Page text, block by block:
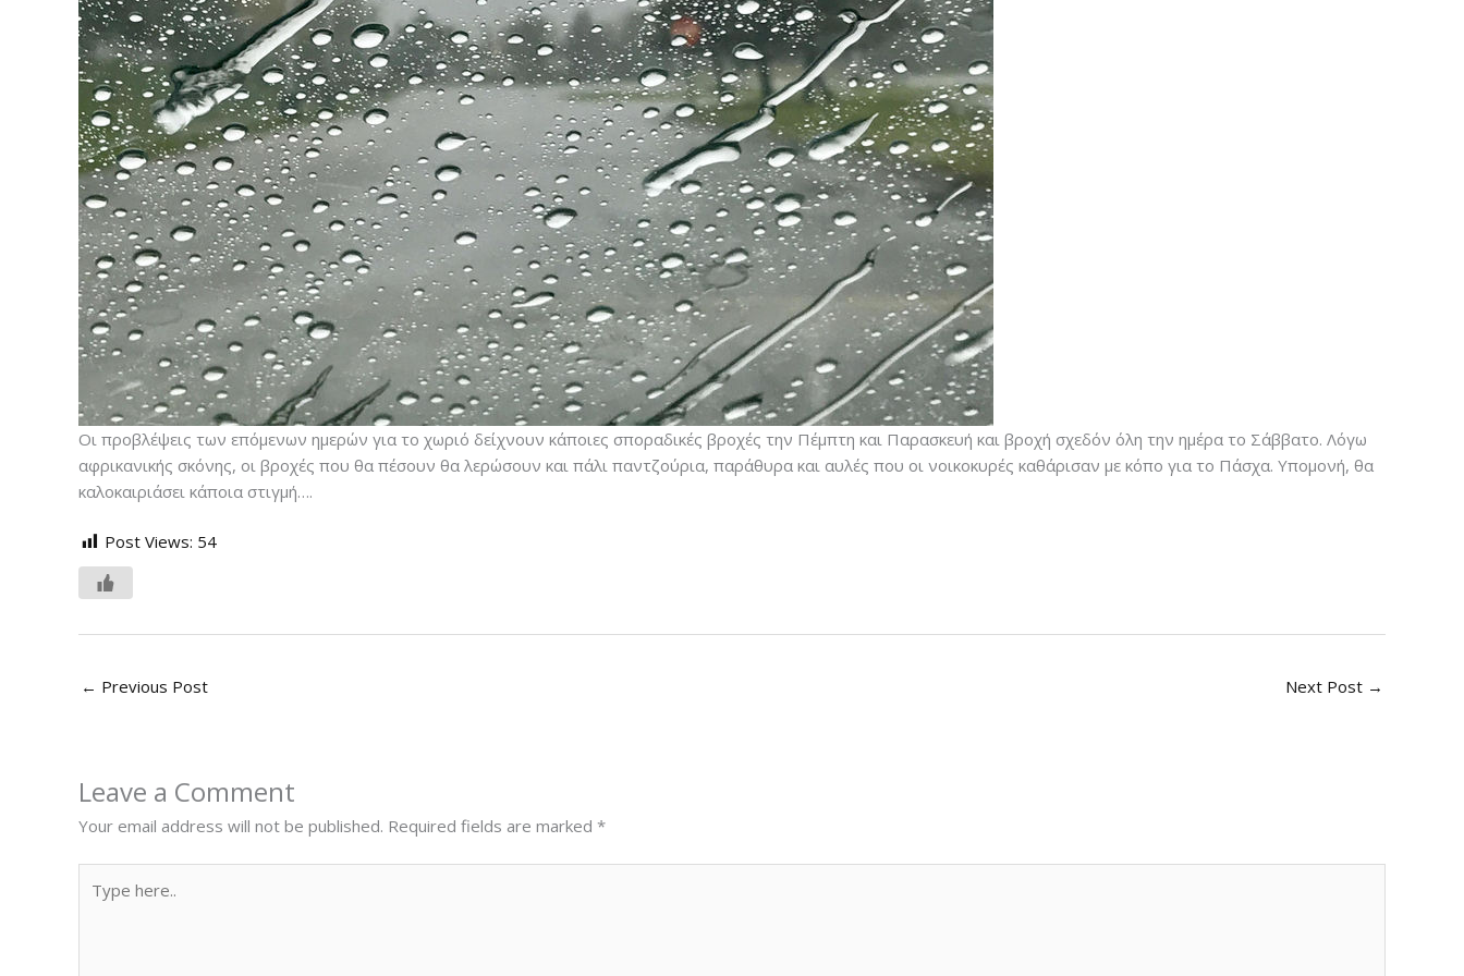
Οι προβλέψεις των επόμενων ημερών για το χωριό δείχνουν κάποιες σποραδικές βροχές την Πέμπτη και Παρασκευή και βροχή σχεδόν όλη την ημέρα το Σάββατο. Λόγω
αφρικανικής σκόνης, οι βροχές που θα πέσουν θα λερώσουν και πάλι παντζούρια, παράθυρα και αυλές που οι νοικοκυρές καθάρισαν με κόπο για το Πάσχα. Υπομονή, θα
καλοκαιριάσει κάποια στιγμή….
Post Views: 54
← Previous Post Next Post →
Leave a Comment
Your email address will not be published. Required fields are marked *
here..